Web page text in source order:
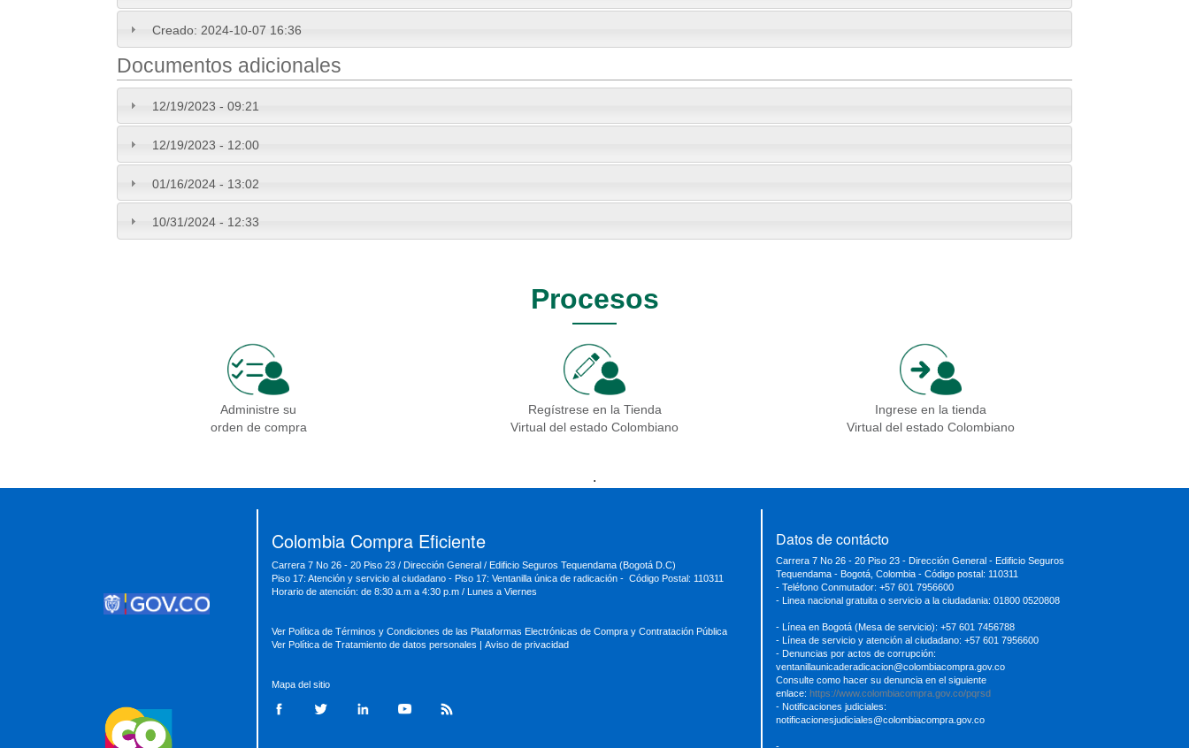
Creado: 2024-10-07 16:36
Documentos adicionales
12/19/2023 - 09:21
12/19/2023 - 12:00
01/16/2024 - 13:02
10/31/2024 - 12:33
Procesos
Administre su
orden de compra
Regístrese en la Tienda
Virtual del estado Colombiano
Ingrese en la tienda
Virtual del estado Colombiano
MinCultura
MinAgricultura
MinAmbiente
.
Colombia Compra Eficiente
Carrera 7 No 26 - 20 Piso 23 / Dirección General / Edificio Seguros Tequendama (Bogotá D.C)
Piso 17: Atención y servicio al ciudadano - Piso 17: Ventanilla única de radicación - Código Postal: 110311
Horario de atención: de 8:30 a.m a 4:30 p.m / Lunes a Viernes
Ver Política de Términos y Condiciones de las Plataformas Electrónicas de Compra y Contratación Pública
Ver Política de Tratamiento de datos personales | Aviso de privacidad
Mapa del sitio
Datos de contácto
Carrera 7 No 26 - 20 Piso 23 - Dirección General - Edificio Seguros
Tequendama - Bogotá, Colombia - Código postal: 110311
- Teléfono Conmutador: +57 601 7956600
- Linea nacional gratuita o servicio a la ciudadania: 01800 0520808
- Línea en Bogotá (Mesa de servicio): +57 601 7456788
- Línea de servicio y atención al ciudadano: +57 601 7956600
- Denuncias por actos de corrupción:
ventanillaunicaderadicacion@colombiacompra.gov.co
Consulte como hacer su denuncia en el siguiente
enlace: https://www.colombiacompra.gov.co/pqrsd
- Notificaciones judiciales:
notificacionesjudiciales@colombiacompra.gov.co